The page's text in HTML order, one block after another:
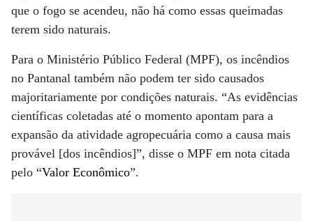
que o fogo se acendeu, não há como essas queimadas
terem sido naturais.
Para o Ministério Público Federal (MPF), os incêndios
no Pantanal também não podem ter sido causados
majoritariamente por condições naturais. “As evidências
científicas coletadas até o momento apontam para a
expansão da atividade agropecuária como a causa mais
provável [dos incêndios]”, disse o MPF em nota citada
pelo “Valor Econômico”.